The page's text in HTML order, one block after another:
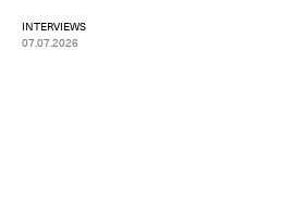
INTERVIEWS
07.07.2026